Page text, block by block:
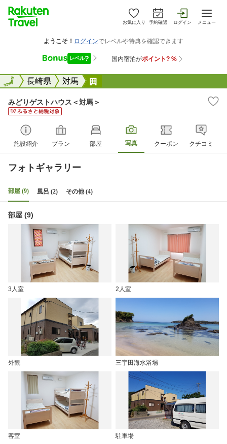
お気に入り 予約確認 ログイン メニュー
全国長崎県 対馬
全国
みどりゲストハウス＜対馬＞
施設紹介 プラン 部屋 写真 クーポン クチコミ
フォトギャラリー
部屋 (9) 風呂 (2) その他 (4)
部屋 (9)
3人室 2人室
外観 三宇田海水浴場
客室 駐車場